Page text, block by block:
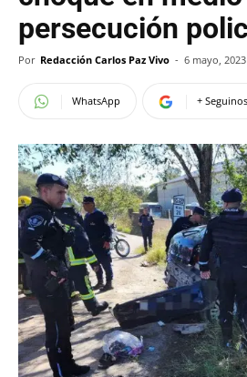
persecución
Por Redacción Carlos Paz Vivo - 6 mayo, 2023
WhatsApp +